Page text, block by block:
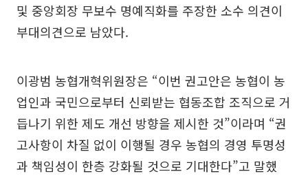
및 중앙회장 무보수 명예직화를 주장한 소수 의견이
부대의견으로 남았다.
이광범 농협개혁위원장은 “이번 권고안은 농협이 농
업인과 국민으로부터 신뢰받는 협동조합 조직으로 거
듭나기 위한 제도 개선 방향을 제시한 것”이라며 “권
고사항이 차질 없이 이행될 경우 농협의 경영 투명성
과 책임성이 한층 강화될 것으로 기대한다”고 말했